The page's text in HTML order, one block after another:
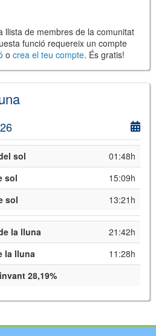
OpenStreetMap,OpenTopoMap
its contributors
Institut Cartogràfic i Geològic de
llista de membres de la comunitat
funció requereix un compte
o crea el teu compte. És gratis!
sol
01:48h
sol
15:09h
sol
13:21h
la lluna
21:42h
la lluna
11:28h
28,19%